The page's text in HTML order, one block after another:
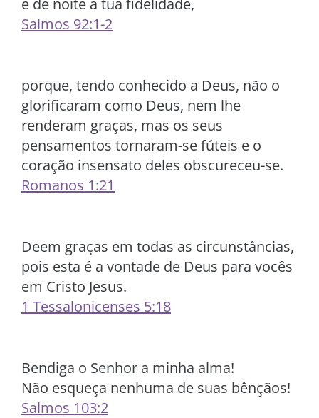
e de noite a tua fidelidade,
Salmos 92:1-2
porque, tendo conhecido a Deus, não o
glorificaram como Deus, nem lhe
renderam graças, mas os seus
pensamentos tornaram-se fúteis e o
coração insensato deles obscureceu-se.
Romanos 1:21
Deem graças em todas as circunstâncias,
pois esta é a vontade de Deus para vocês
em Cristo Jesus.
1 Tessalonicenses 5:18
Bendiga o Senhor a minha alma!
Não esqueça nenhuma de suas bênçãos!
Salmos 103:2